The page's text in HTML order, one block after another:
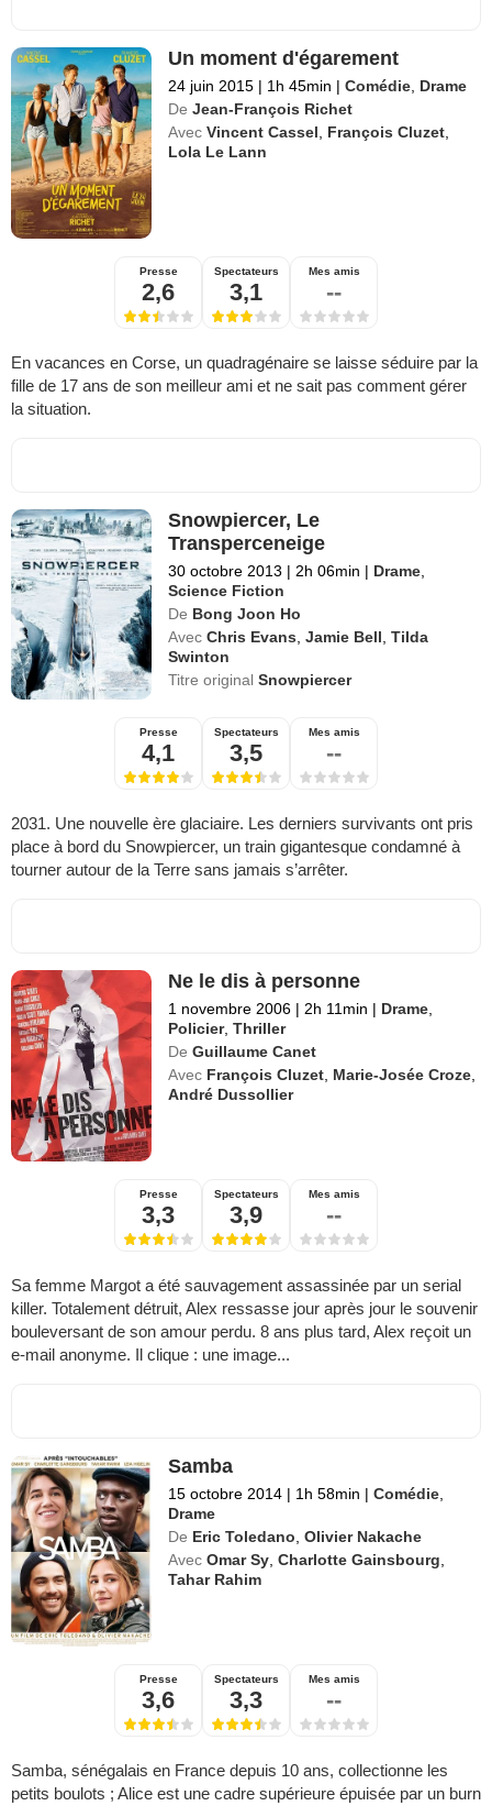
Un moment d'égarement
24 juin 2015 | 1h 45min | Comédie Drame
De Jean-François Richet
Avec Vincent Cassel François Cluzet
Lola Le Lann
Presse
2,6
Spectateurs
3,1
Mes amis
--
En vacances en Corse, un quadragénaire se laisse séduire par la
fille de 17 ans de son meilleur ami et ne sait pas comment gérer
la situation.
Snowpiercer, Le
Transperceneige
30 octobre 2013 | 2h 06min | Drame
Science Fiction
De Bong Joon Ho
Avec Chris Evans ,Jamie Bell ,Tilda
Swinton
Titre originalSnowpiercer
Presse
4,1
Spectateurs
3,5
Mes amis
--
2031. Une nouvelle ère glaciaire. Les derniers survivants ont pris
place à bord du Snowpiercer, un train gigantesque condamné à
tourner autour de la Terre sans jamais s’arrêter.
Ne le dis à personne
1 novembre 2006 | 2h 11min | Drame,
Policier,Thriller
De Guillaume Canet
Avec François Cluzet, Marie-Josée Croze,
André Dussollier
Presse
3,3
Spectateurs
3,9
Mes amis
--
Sa femme Margot a été sauvagement assassinée par un serial
killer. Totalement détruit, Alex ressasse jour après jour le souvenir
bouleversant de son amour perdu. 8 ans plus tard, Alex reçoit un
e-mail anonyme. Il clique : une image...
Samba
15 octobre 2014 | 1h 58min | Comédie,
Drame
De Eric Toledano,Olivier Nakache
Avec Omar Sy,Charlotte Gainsbourg,
Tahar Rahim
Presse
3,6
Spectateurs
3,3
Mes amis
--
Samba, sénégalais en France depuis 10 ans, collectionne les
petits boulots ; Alice est une cadre supérieure épuisée par un burn